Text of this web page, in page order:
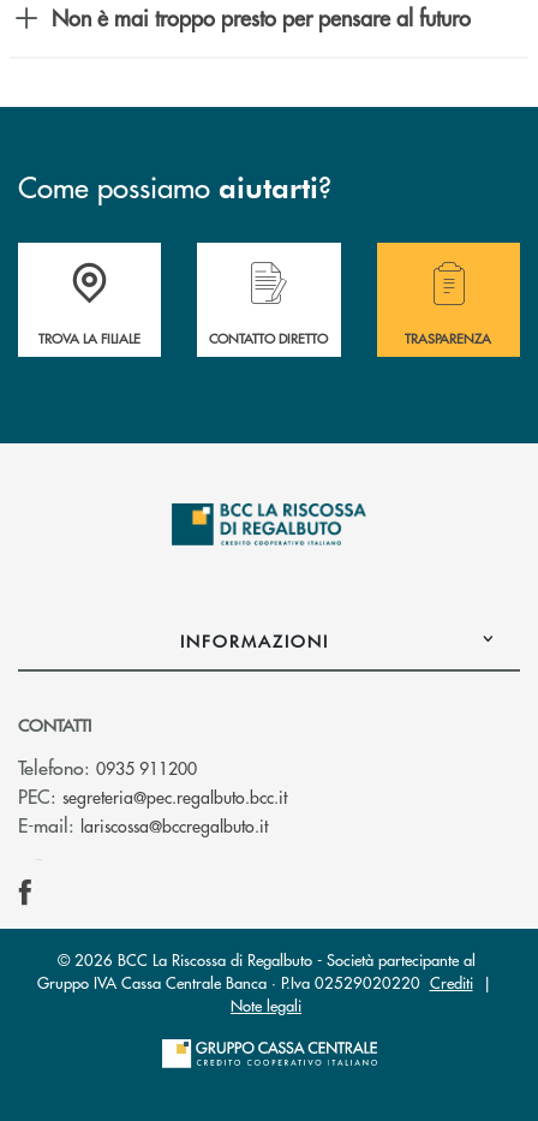
Non è mai troppo presto per pensare al futuro
Come possiamo aiutarti?
Accedi all' elenco completo delle filiali della Bcc
TROVA LA FILIALE
Hai bisogno di assistenza immediata?
CONTATTO DIRETTO
Hai bisogno di
TRASPARENZA
INFORMAZIONI
CONTATTI
Telefono: 0935 911200
PEC: segreteria@pec.regalbuto.bcc.it(si apre l’app di posta
E-mail: lariscossa@bccregalbuto.it(si apre l’app di posta
© 2026 BCC La Riscossa di Regalbuto - Società partecipante al
Gruppo IVA Cassa Centrale Banca · P.Iva 02529020220 Crediti|
Note legali